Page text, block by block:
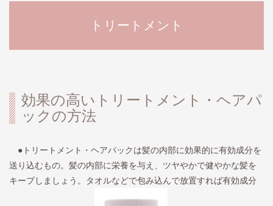
トリートメント
効果の高いトリートメント・ヘアパ
ックの方法
●トリートメント・ヘアパックは髪の内部に効果的に有効成分を
送り込むもの。髪の内部に栄養を与え、ツヤやかで健やかな髪を
キープしましょう。タオルなどで包み込んで放置すれば有効成分